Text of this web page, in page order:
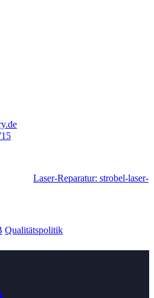
Laser-Reparatur: strobel-laser-
Qualitätspolitik